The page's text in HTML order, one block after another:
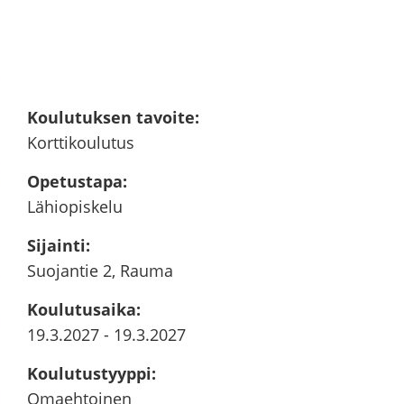
Kou­lu­tuk­sen ta­voi­te:
Kort­ti­kou­lu­tus
Ope­tus­ta­pa:
Lä­hio­pis­ke­lu
Si­jain­ti:
Suo­jan­tie 2, Rauma
Kou­lu­tusai­ka:
19.3.2027 - 19.3.2027
Kou­lu­tus­tyyp­pi:
Omaeh­toi­nen